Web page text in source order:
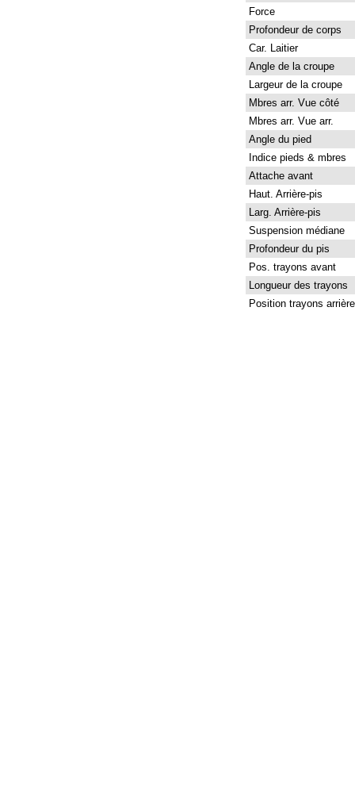
Force
Profondeur de corps
Car. Laitier
Angle de la croupe
Largeur de la croupe
Mbres arr. Vue côté
Mbres arr. Vue arr.
Angle du pied
Indice pieds & mbres
Attache avant
Haut. Arrière-pis
Larg. Arrière-pis
Suspension médiane
Profondeur du pis
Pos. trayons avant
Longueur des trayons
Position trayons arrière